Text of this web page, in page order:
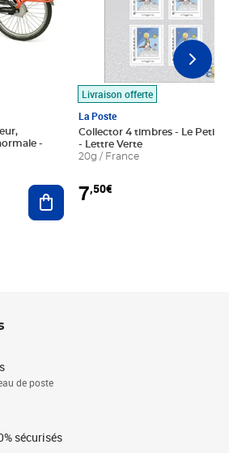
Ajouter au panier
Livraison offerte
La Poste
Collector 4 timbres - Le Petit
- Lettre Verte
20g / France
7,50€
de poste
sécurisés